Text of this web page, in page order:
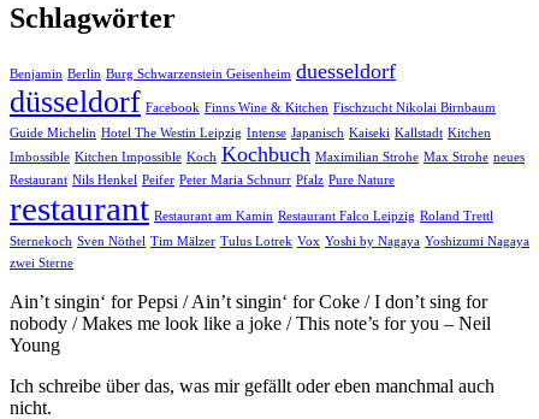
Schlagwörter
Benjamin Berlin Burg Schwarzenstein Geisenheim duesseldorf
düsseldorf Facebook Finns Wine & Kitchen Fischzucht Nikolai Birnbaum
Guide Michelin Hotel The Westin Leipzig Intense Japanisch Kaiseki Kallstadt Kitchen
Imbossible Kitchen Impossible Koch Kochbuch Maximilian Strohe Max Strohe neues
Restaurant Nils Henkel Peifer Peter Maria Schnurr Pfalz Pure Nature
restaurant Restaurant am Kamin Restaurant Falco Leipzig Roland Trettl
Sternekoch Sven Nöthel Tim Mälzer Tulus Lotrek Vox Yoshi by Nagaya Yoshizumi Nagaya
zwei Sterne
Ain’t singin‘ for Pepsi / Ain’t singin‘ for Coke / I don’t sing for
nobody / Makes me look like a joke / This note’s for you – Neil
Young
Ich schreibe über das, was mir gefällt oder eben manchmal auch
nicht.